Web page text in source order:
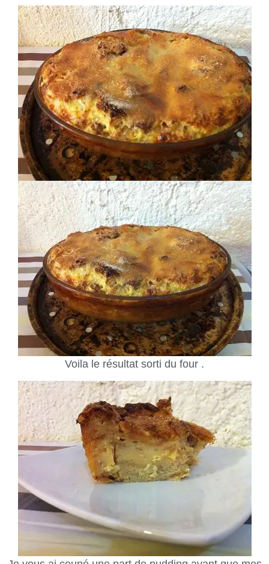
Voila le résultat sorti du four .